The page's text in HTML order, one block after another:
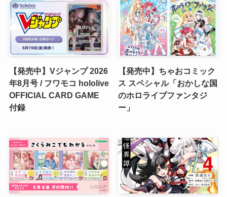
【発売中】Vジャンプ 2026
年8月号 / フワモコ hololive
OFFICIAL CARD GAME
付録
【発売中】ちゃおコミック
ス スペシャル「おかしな国
のホロライブファンタジ
ー」